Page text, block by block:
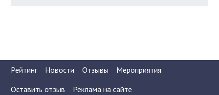
Рейтинг Новости Отзывы
Мероприятия
Оставить отзыв
Реклама на сайте